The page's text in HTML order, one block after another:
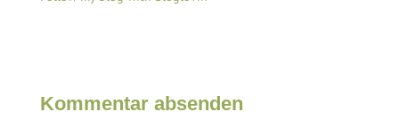
Kommentar absenden